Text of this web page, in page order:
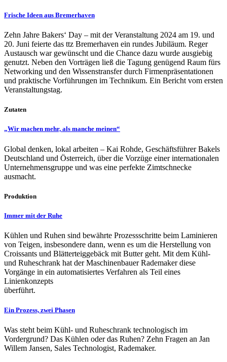
Frische Ideen aus Bremerhaven
Zehn Jahre Bakers‘ Day – mit der Veranstaltung 2024 am 19. und
20. Juni feierte das ttz Bremerhaven ein rundes Jubiläum. Reger
Austausch war gewünscht und die Chance dazu wurde ausgiebig
genutzt. Neben den Vorträgen ließ die Tagung genügend Raum fürs
Networking und den Wissenstransfer durch Firmenpräsentationen
und praktische Vorführungen im Technikum. Ein Bericht vom ersten
Veranstaltungstag.
Zutaten
„Wir machen mehr, als manche meinen“
Global denken, lokal arbeiten – Kai Rohde, Geschäftsführer Bakels
Deutschland und Österreich, über die Vorzüge einer internationalen
Unternehmensgruppe und was eine perfekte Zimtschnecke
ausmacht.
Produktion
Immer mit der Ruhe
Kühlen und Ruhen sind bewährte Prozessschritte beim Laminieren
von Teigen, insbesondere dann, wenn es um die Herstellung von
Croissants und Blätterteiggebäck mit Butter geht. Mit dem Kühl-
und Ruheschrank hat der Maschinenbauer Rademaker diese
Vorgänge in ein automatisiertes Verfahren als Teil eines
Linienkonzepts
überführt.
Ein Prozess, zwei Phasen
Was steht beim Kühl- und Ruheschrank technologisch im
Vordergrund? Das Kühlen oder das Ruhen? Zehn Fragen an Jan
Willem Jansen, Sales Tech­nologist, Rademaker.